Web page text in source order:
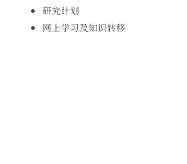
研究计划
网上学习及知识转移